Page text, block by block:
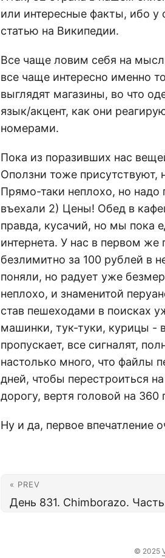
или интересные факты, ибо
статью на Википедии.
Все чаще ловим себя на
все чаще интересно именно
выглядят магазины, во что
язык/акцент, как они
номерами.
Пока из поразивших нас
Оползни тоже присутствуют,
Прямо-таки неплохо, но
въехали 2) Цены! Обед в
правда, кусачий, но мы пока
интернета. У нас в первом же
безлимитно за 100 рублей в
поняли, но радует уже
неплохо, и знаменитой
став пешеходами в поисках
машинки, тук-туки, курицы -
пропускает, все сигналят,
настолько много, что файлы
дней, чтобы перестроиться
дорогу, вертя головой на 360
Ну и да, первое впечатление
« PREV
День 831. Chimborazo.
© 2025